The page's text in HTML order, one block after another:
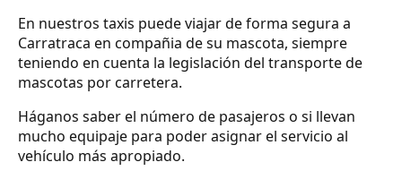
En nuestros taxis puede viajar de forma segura a
Carratraca en compañia de su mascota, siempre
teniendo en cuenta la legislación del transporte de
mascotas por carretera.
Háganos saber el número de pasajeros o si llevan
mucho equipaje para poder asignar el servicio al
vehículo más apropiado.